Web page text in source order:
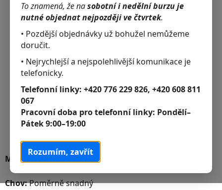
To znamená, že nasobotní i nedělní burzu je
nutné objednat nejpozději ve čtvrtek.
• Pozdější objednávky už bohužel nemůžeme
doručit.
• Nejrychlejší a nejspolehlivější komunikace je
telefonicky.
Telefonní linky: +420 776 229 826, +420 608 811
067
Pracovní doba pro telefonní linky: Pondělí–
Pátek 9:00–19:00
Rozumím, zavřít
Maximální velikost: 6-9 cm
Chov:Poměrně snadný